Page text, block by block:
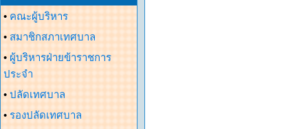
• คณะผู้บริหาร
• สมาชิกสภาเทศบาล
• ผู้บริหารฝ่ายข้าราชการ
ประจำ
• ปลัดเทศบาล
• รองปลัดเทศบาล